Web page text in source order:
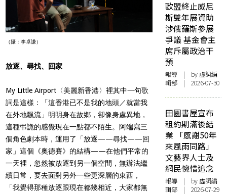
（攝：李卓謙）
放逐、尋找、回家
My Little Airport〈美麗新香港〉裡其中一句歌
詞是這樣：「這香港已不是我的地頭／就當我
在外地飄流」明明身在故鄉，卻像身處異地，
這種弔詭的感覺現在一點都不陌生。阿端寫三
個角色劇本時，運用了「放逐——尋找——回
家」這個《奧德賽》的結構——在他們平常的
一天裡，忽然被放逐到另一個空間，無辦法繼
續日常，要去面對另外一些更深層的東西，
「我覺得那種放逐跟現在都幾相近，大家都無
歐盟終止威尼
斯雙年展資助
涉俄羅斯參展
爭議 基金會主
席斥屬政治干
預
報導 | by 虛詞編
輯部 | 2026-07-30
田園書屋宣布
租約期滿後結
業 「感謝50年
來風雨同路」
文藝界人士及
網民惋惜追念
報導 | by 虛詞編
輯部 | 2026-07-29